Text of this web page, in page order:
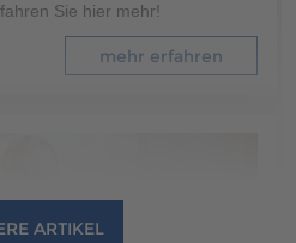
Sie hier mehr!
mehr erfahren
ARTIKEL